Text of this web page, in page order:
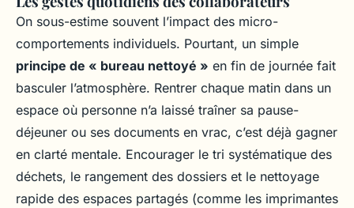
On sous-estime souvent l’impact des micro-
comportements individuels. Pourtant, un simple
principe de « bureau nettoyé » en fin de journée fait
basculer l’atmosphère. Rentrer chaque matin dans un
espace où personne n’a laissé traîner sa pause-
déjeuner ou ses documents en vrac, c’est déjà gagner
en clarté mentale. Encourager le tri systématique des
déchets, le rangement des dossiers et le nettoyage
rapide des espaces partagés (comme les imprimantes